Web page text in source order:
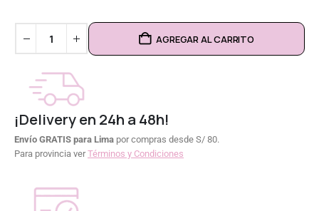
AGREGAR AL CARRITO
¡Delivery en 24h a 48h!
Envío GRATIS para Lima por compras desde S/ 80.
Para provincia verTérminos y Condiciones